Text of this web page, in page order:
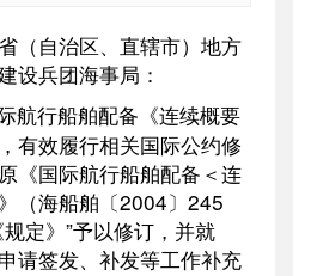
01月08日
船舶;配备;记录;通知
量
（自治区、直辖市）地方
设兵团海事局：
航行船舶配备《连续概要
有效履行相关国际公约修
《国际航行船舶配备＜连
（海船舶〔2004〕 245
定》”予以修订，并就
请签发、补发等工作补充